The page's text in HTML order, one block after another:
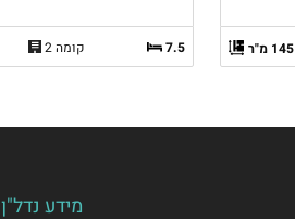
145 מ"ר 7.5 קומה 2
מידע נדל"ן